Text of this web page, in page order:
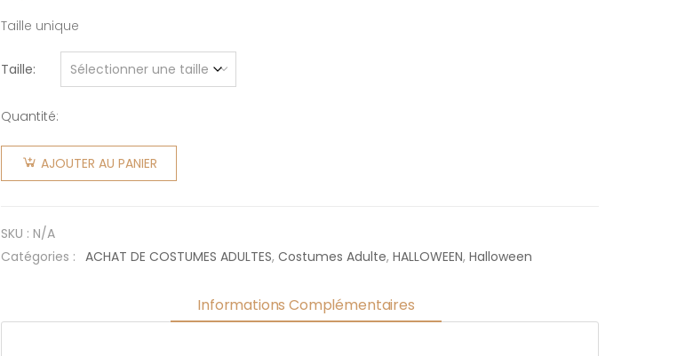
Taille unique
Taille
Quantité:
quantité
de
Médecin
AJOUTER AU PANIER
SKU : N/A
Catégories : ACHAT DE COSTUMES ADULTES, Costumes Adulte, HALLOWEEN, Halloween
Informations Complémentaires